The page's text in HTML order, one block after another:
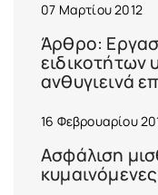
07 Μαρτίου 2012
Άρθρο:
ειδικοτήτων
ανθυγιεινά
16 Φεβρουαρίου
Ασφάλιση